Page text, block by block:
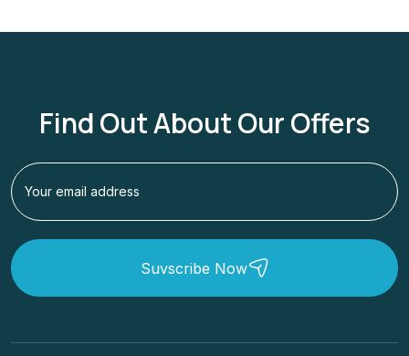
Find Out About Our Offers
Suvscribe Now